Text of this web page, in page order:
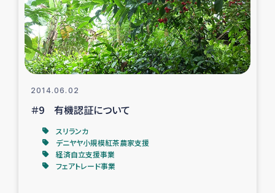
スリランカの南北女性をつなぐサリー・リサイクル・プロ
ジェクト
復興支援事業
2014.06.02
＃9 有機認証について
スリランカ
デニヤヤ小規模紅茶農家支援
経済自立支援事業
フェアトレード事業